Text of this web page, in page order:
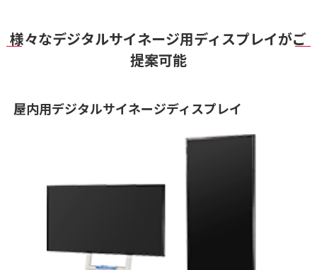
様々なデジタルサイネージ用ディスプレイがご
提案可能
屋内用デジタルサイネージディスプレイ